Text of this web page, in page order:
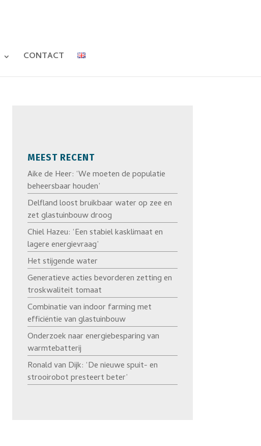
CONTACT
MEEST RECENT
Aike de Heer: ‘We moeten de populatie
beheersbaar houden’
Delfland loost bruikbaar water op zee en
zet glastuinbouw droog
Chiel Hazeu: ‘Een stabiel kasklimaat en
lagere energievraag’
Het stijgende water
Generatieve acties bevorderen zetting en
troskwaliteit tomaat
Combinatie van indoor farming met
efficiëntie van glastuinbouw
Onderzoek naar energiebesparing van
warmtebatterij
Ronald van Dijk: ‘De nieuwe spuit- en
strooirobot presteert beter’